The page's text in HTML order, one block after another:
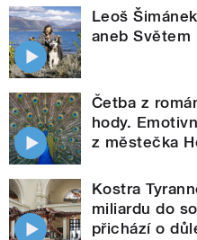
Leoš
aneb Světem
Četba z
hody.
z městečka
Kostra
miliardu do
přichází o